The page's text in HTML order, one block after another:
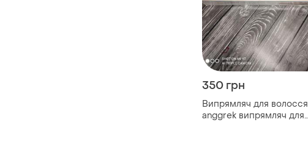
350 грн
Випрямляч для волосся
anggrek випрямляч для